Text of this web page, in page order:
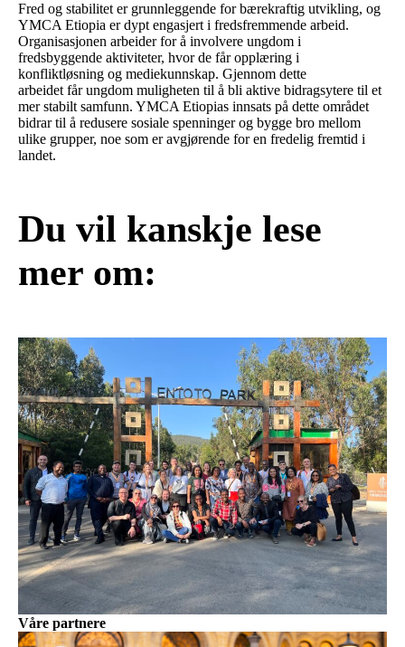
Fred og stabilitet er grunnleggende for bærekraftig utvikling, og
YMCA Etiopia er dypt engasjert i fredsfremmende arbeid.
Organisasjonen arbeider for å involvere ungdom i
fredsbyggende aktiviteter, hvor de får opplæring i
konfliktløsning og mediekunnskap. Gjennom dette
arbeidet får ungdom muligheten til å bli aktive bidragsytere til et
mer stabilt samfunn. YMCA Etiopias innsats på dette området
bidrar til å redusere sosiale spenninger og bygge bro mellom
ulike grupper, noe som er avgjørende for en fredelig fremtid i
landet.
Du vil kanskje lese
mer om:
Våre partnere